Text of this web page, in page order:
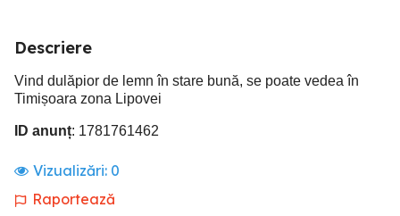
Descriere
Vind dulăpior de lemn în stare bună, se poate vedea în
Timișoara zona Lipovei
ID anunț: 1781761462
Vizualizări: 0
Raportează